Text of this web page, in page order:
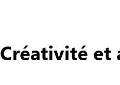
Créativité et